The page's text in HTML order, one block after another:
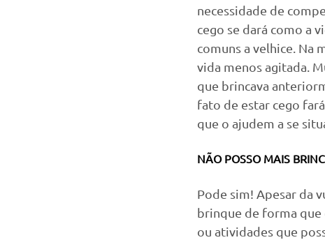
necessidade de
cego se dará como a
comuns a velhice. Na
vida menos agitada.
que brincava
fato de estar cego
que o ajudem a se
NÃO POSSO MAIS
Pode sim! Apesar da
brinque de forma que
ou atividades que